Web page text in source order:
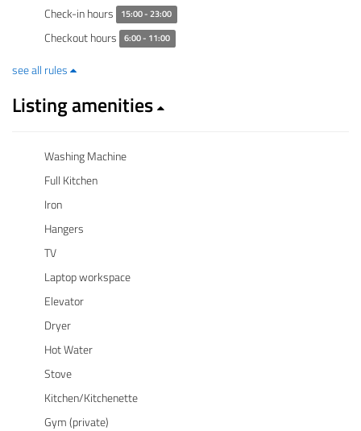
Check-in hours 15:00 - 23:00
Checkout hours 6:00 - 11:00
see all rules
Listing amenities
Washing Machine
Full Kitchen
Iron
Hangers
TV
Laptop workspace
Elevator
Dryer
Hot Water
Stove
Kitchen/Kitchenette
Gym (private)